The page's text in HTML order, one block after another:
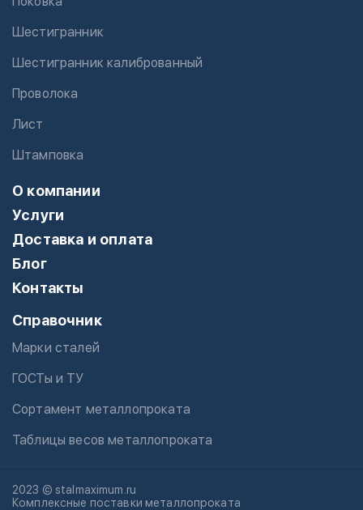
Шестигранник
Шестигранник калиброванный
Проволока
Лист
Штамповка
О компании
Услуги
Доставка и оплата
Блог
Контакты
Справочник
Марки сталей
ГОСТы и ТУ
Сортамент металлопроката
Таблицы весов металлопроката
2023 © stalmaximum.ru
Комплексные поставки металлопроката